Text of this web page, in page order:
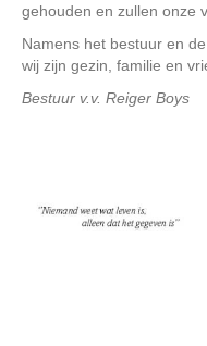
gehouden en zullen onze
Namens het bestuur en
wij zijn gezin, familie en
Bestuur v.v. Reiger Boys